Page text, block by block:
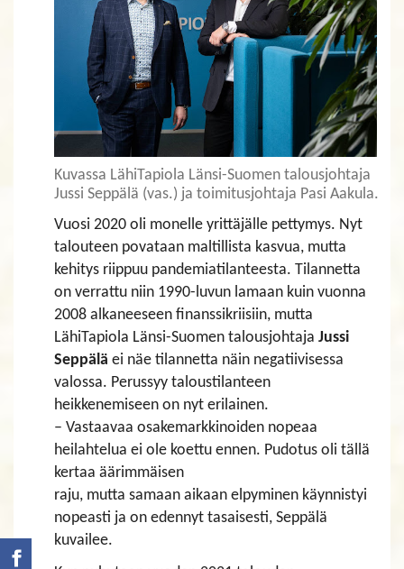
Kuvassa LähiTapiola Länsi-Suomen talousjohtaja
Jussi Seppälä (vas.) ja toimitusjohtaja Pasi Aakula.
Vuosi 2020 oli monelle yrittäjälle pettymys. Nyt
talouteen povataan maltillista kasvua, mutta
kehitys riippuu pandemiatilanteesta. Tilannetta
on verrattu niin 1990-luvun lamaan kuin vuonna
2008 alkaneeseen finanssikriisiin, mutta
LähiTapiola Länsi-Suomen talousjohtaja Jussi
Seppälä ei näe tilannetta näin negatiivisessa
valossa. Perussyy taloustilanteen
heikkenemiseen on nyt erilainen.
– Vastaavaa osakemarkkinoiden nopeaa
heilahtelua ei ole koettu ennen. Pudotus oli tällä
kertaa äärimmäisen
raju, mutta samaan aikaan elpyminen käynnistyi
nopeasti ja on edennyt tasaisesti, Seppälä
kuvailee.